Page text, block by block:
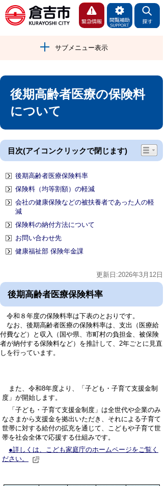
サブメニュー表示
後期高齢者医療の保険料
について
目次(アイコンクリックで閉じます)
後期高齢者医療保険料率
保険料（均等割額）の軽減
会社の健康保険などの被扶養者であった人の軽
減
保険料の納付方法について
お問い合わせ先
健康福祉部 保険年金課
更新日:2026年3月12日
後期高齢者医療保険料率
令和８年度の保険料率は下表のとおりです。
なお、後期高齢者医療の保険料率は、支出（医療給
付費など）と収入（国や県、市町村の負担金、被保険
者が納付する保険料など）を推計して、2年ごとに見直
しを行っています。
また、令和8年度より、「子ども・子育て支援金制
度」が開始します。
「子ども・子育て支援金制度」は全世代や企業のみ
なさまから支援金を拠出いただき、それによる子育て
世帯に対する給付の拡充を通じて、こどもや子育て世
帯を社会全体で応援する仕組みです。
●詳しくは、こども家庭庁のホームページをご覧く
ださい。